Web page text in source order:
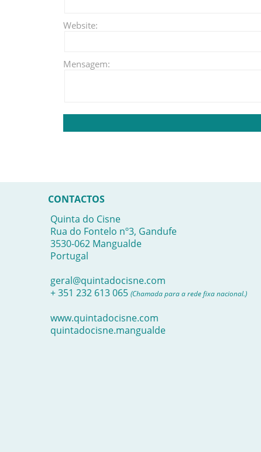
Website:
Mensagem:
CONTACTOS
Quinta do Cisne
Rua do Fontelo nº3, Gandufe
3530-062 Mangualde
Portugal
geral@quintadocisne.com
+ 351 232 613 065 (Chamada para a rede fixa nacional.)
www.quintadocisne.com
quintadocisne.mangualde